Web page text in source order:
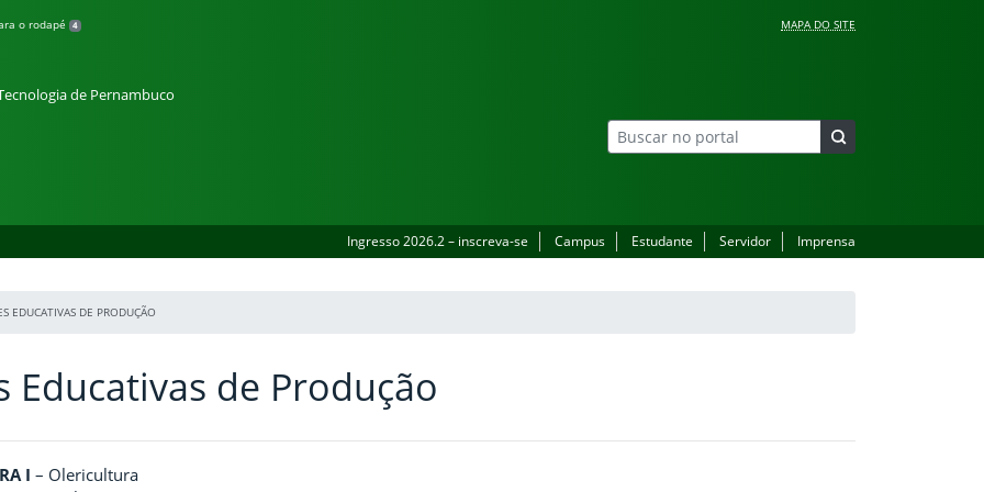
o rodapé 4 MAPA DO SITE
de Pernambuco
Ingresso 2026.2 – inscreva-se Campus Estudante Servidor Imprensa
EDUCATIVAS DE PRODUÇÃO
Educativas de Produção
I – Olericultura